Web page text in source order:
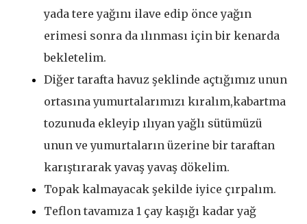
yada tere yağını ilave edip önce yağın
erimesi sonra da ılınması için bir kenarda
bekletelim.
Diğer tarafta havuz şeklinde açtığımız unun
ortasına yumurtalarımızı kıralım,kabartma
tozunuda ekleyip ılıyan yağlı sütümüzü
unun ve yumurtaların üzerine bir taraftan
karıştırarak yavaş yavaş dökelim.
Topak kalmayacak şekilde iyice çırpalım.
Teflon tavamıza 1 çay kaşığı kadar yağ